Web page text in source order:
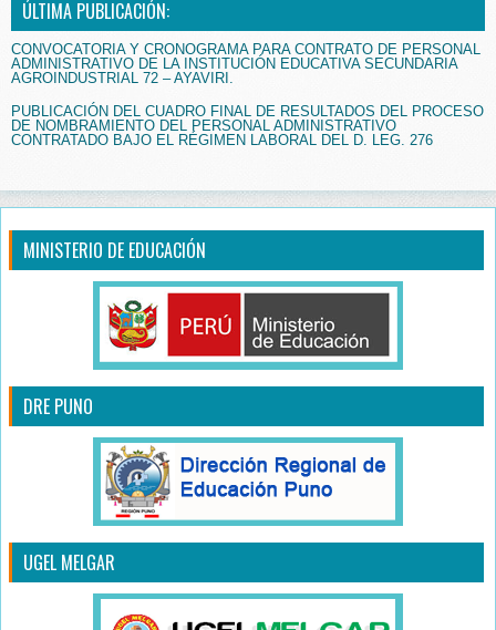
ÚLTIMA PUBLICACIÓN:
CONVOCATORIA Y CRONOGRAMA PARA CONTRATO DE PERSONAL
ADMINISTRATIVO DE LA INSTITUCIÓN EDUCATIVA SECUNDARIA
AGROINDUSTRIAL 72 – AYAVIRI.
PUBLICACIÓN DEL CUADRO FINAL DE RESULTADOS DEL PROCESO
DE NOMBRAMIENTO DEL PERSONAL ADMINISTRATIVO
CONTRATADO BAJO EL RÉGIMEN LABORAL DEL D. LEG. 276
MINISTERIO DE EDUCACIÓN
DRE PUNO
UGEL MELGAR